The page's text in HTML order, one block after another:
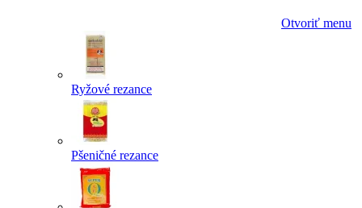
Otvoriť menu
Ryžové rezance
Pšeničné rezance